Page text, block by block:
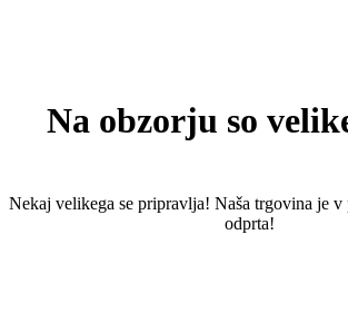
Na obzorju so
Nekaj ​​velikega se pripravlja! Naša trgovina je
odprta!